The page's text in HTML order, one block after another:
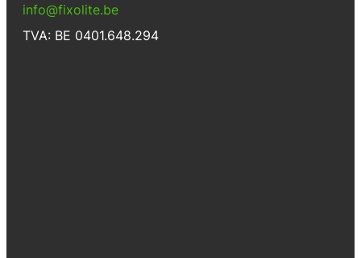
info@fixolite.be
TVA: BE 0401.648.294